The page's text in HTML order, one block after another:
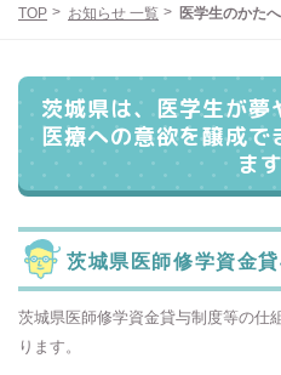
TOP お知らせ 一覧 医学生のかたへ
茨城県は、医学生が
医療への意欲を醸成
ま
茨城県医師修学資金
茨城県医師修学資金貸与制度等の仕
ります。